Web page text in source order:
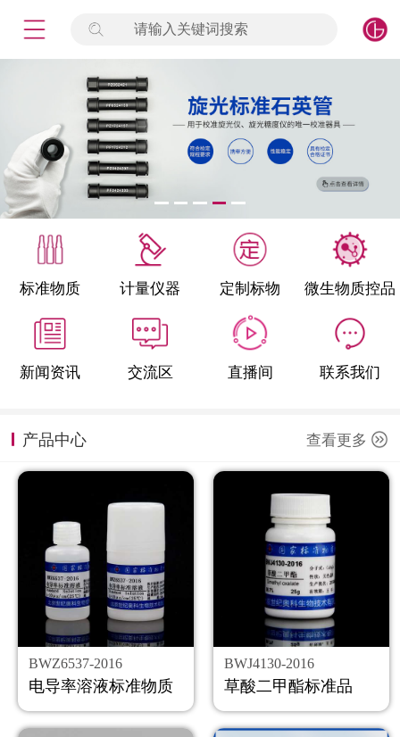
请输入关键词搜索
标准物质 计量仪器 定制标物 微生物质控品
新闻资讯 交流区 直播间 联系我们
产品中心 查看更多
BWZ6537-2016
电导率溶液标准物质
BWJ4130-2016
草酸二甲酯标准品
签到
标准物质
产品专项
微生物检测/质控品
定制标物
定制仪器
新闻资讯
公司主页
购物车
会员中心
联系我们
返回主页